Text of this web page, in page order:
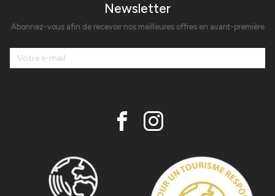
Newsletter
Abonnez-vous afin de recevoir nos meilleures offres en avant-première